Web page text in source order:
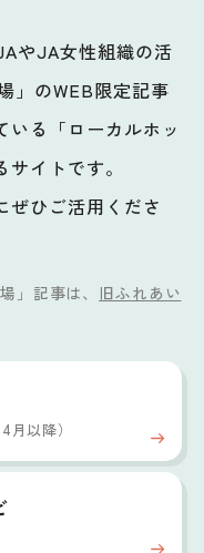
やJA女性組織の活
」のWEB限定記事
いる「ローカルホッ
イトです。
ぜひご活用くださ
」記事は、 旧ふれあい
月以降）